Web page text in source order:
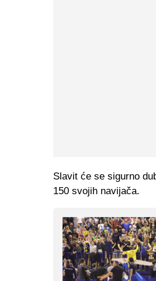
Slavit će se sigurno
150 svojih navijača.